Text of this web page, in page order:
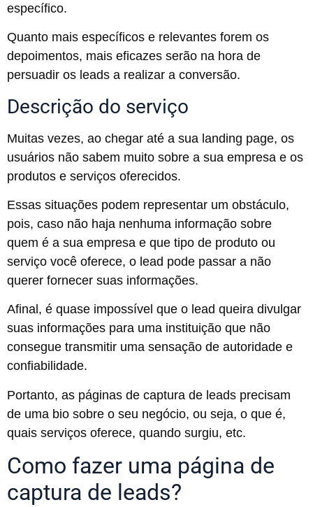
específico.
Quanto mais específicos e relevantes forem os
depoimentos, mais eficazes serão na hora de
persuadir os leads a realizar a conversão.
Descrição do serviço
Muitas vezes, ao chegar até a sua landing page, os
usuários não sabem muito sobre a sua empresa e os
produtos e serviços oferecidos.
Essas situações podem representar um obstáculo,
pois, caso não haja nenhuma informação sobre
quem é a sua empresa e que tipo de produto ou
serviço você oferece, o lead pode passar a não
querer fornecer suas informações.
Afinal, é quase impossível que o lead queira divulgar
suas informações para uma instituição que não
consegue transmitir uma sensação de autoridade e
confiabilidade.
Portanto, as páginas de captura de leads precisam
de uma bio sobre o seu negócio, ou seja, o que é,
quais serviços oferece, quando surgiu, etc.
Como fazer uma página de
captura de leads?